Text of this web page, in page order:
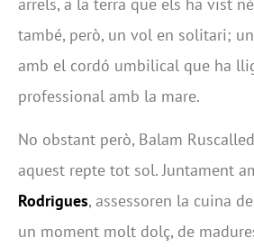
també, però, un vol en solitari;
amb el cordó umbilical que ha
professional amb la mare.
No obstant però, Balam
aquest repte tot sol. Juntament
Rodrigues, assessoren la cuina
un moment molt dolç, de